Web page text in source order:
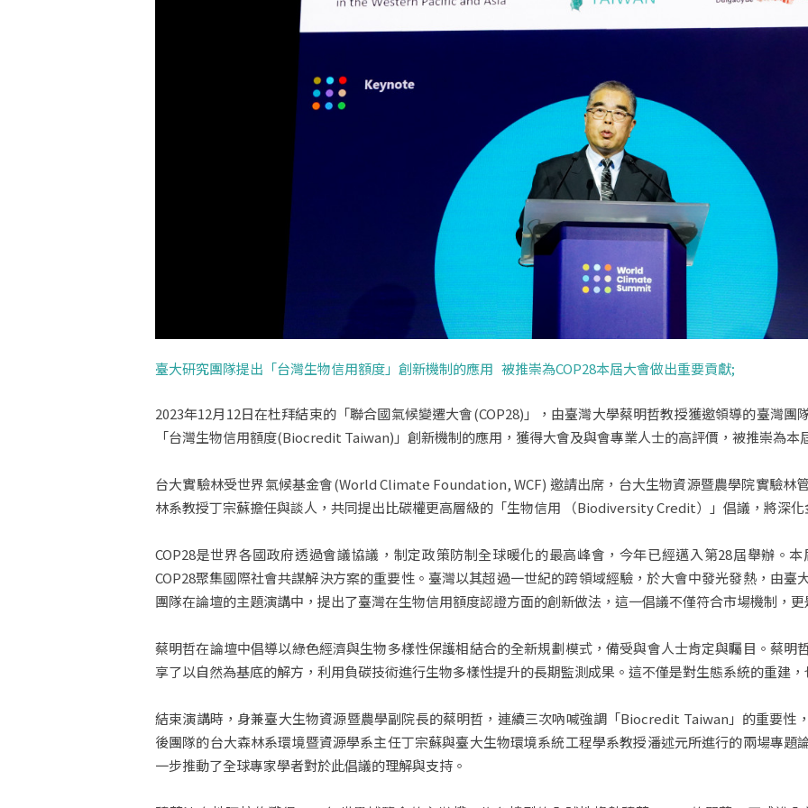
臺大研究團隊提出「台灣生物信用額度」創新機制的應用 被推崇為COP28本屆大會做出重要貢獻;
2023年12月12日在杜拜結束的「聯合國氣候變遷大會(COP28)」，由臺灣大學蔡明哲教授獲邀領導的臺灣
「台灣生物信用額度(Biocredit Taiwan)」創新機制的應用，獲得大會及與會專業人士的高評價，被推崇為本
台大實驗林受世界氣候基金會(World Climate Foundation, WCF) 邀請出席，台大生物資源暨農學院實驗林
林系教授丁宗蘇擔任與談人，共同提出比碳權更高層級的「生物信用 （Biodiversity Credit）」倡議，將深
COP28是世界各國政府透過會議協議，制定政策防制全球暖化的最高峰會，今年已經邁入第28屆舉辦。
COP28聚集國際社會共謀解決方案的重要性。臺灣以其超過一世紀的跨領域經驗，於大會中發光發熱，由臺
團隊在論壇的主題演講中，提出了臺灣在生物信用額度認證方面的創新做法，這一倡議不僅符合市場機制，
蔡明哲在論壇中倡導以綠色經濟與生物多樣性保護相結合的全新規劃模式，備受與會人士肯定與矚目。蔡明
享了以自然為基底的解方，利用負碳技術進行生物多樣性提升的長期監測成果。這不僅是對生態系統的重建
結束演講時，身兼臺大生物資源暨農學副院長的蔡明哲，連續三次吶喊強調「Biocredit Taiwan」的重要性
後團隊的台大森林系環境暨資源學系主任丁宗蘇與臺大生物環境系統工程學系教授潘述元所進行的兩場專題
一步推動了全球專家學者對於此倡議的理解與支持。